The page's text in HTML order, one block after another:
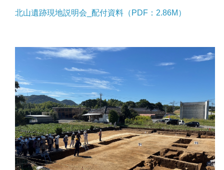
北山遺跡現地説明会_配付資料（PDF：2.86M）